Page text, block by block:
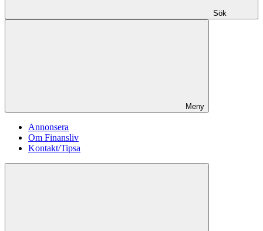
Sök
Meny
Annonsera
Om Finansliv
Kontakt/Tipsa